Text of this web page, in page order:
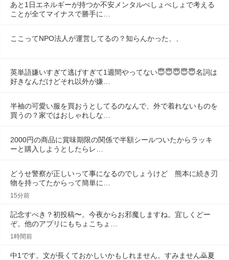
あと1日エネルギーが持つか不安メンタルぺしょぺしょで考える
ことが全てマイナスで勝手に…
ここってNPO法人が運営してるの？知らんかった、、
英単語嫌いすぎて逃げすぎて1週間やってない😇😇😇😇😇名詞は
好きなんだけどそれ以外が嫌…
半袖の可愛い服を買おうとしてるのなんで、外で着れないものを
買うの？家ではおしゃれしな…
2000円の商品に賞味期限の関係で半額シールついたからラッキ
ーと購入しようとしたらレ…
どうせ警察が正しいって事になるのでしょうけど　熊本に続き刃
物を持ってたからって簡単に…
15分前
記念すべき？初投稿〜。今夜からお邪魔しますね。宜しくどー
ぞ。他のアプリにもちょこちょ…
1時間前
中1です。文が長くておかしいかもしれません。すみません🙇夏